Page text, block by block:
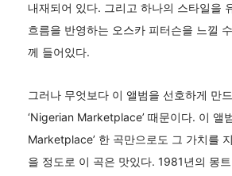
내재되어 있다. 그리고 하나의 스타일을
흐름을 반영하는 오스카 피터슨을 느낄
께 들어있다.
그러나 무엇보다 이 앨범을 선호하게 만
‘Nigerian Marketplace’ 때문이다. 이 앨
Marketplace’ 한 곡만으로도 그 가치를
을 정도로 이 곡은 맛있다. 1981년의 몽